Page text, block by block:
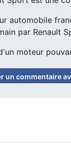
automobile
par Renault
moteur
un commentaire